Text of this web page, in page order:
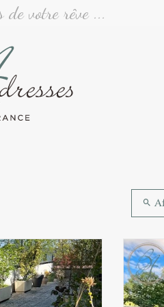
de votre rêve ...